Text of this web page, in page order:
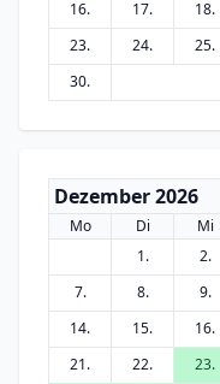
16.
17. 18.
23.
24. 25.
30.
Dezember 2026
Mo Di Mi
1.
2.
7.
8. 9.
14.
15. 16.
21.
22. 23.